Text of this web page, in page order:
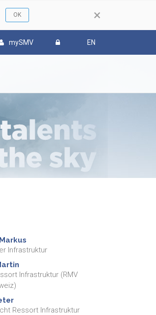
×
mySMV EN
Markus
Infrastruktur
Infrastruktur (RMV
Ressort Infrastruktur